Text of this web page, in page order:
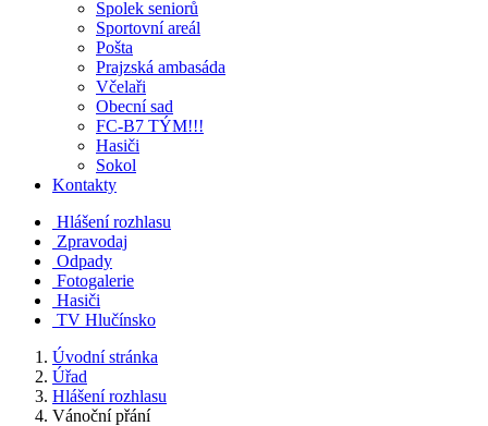
Spolek seniorů
Sportovní areál
Pošta
Prajzská ambasáda
Včelaři
Obecní sad
FC-B7 TÝM!!!
Hasiči
Sokol
Kontakty
Hlášení rozhlasu
Zpravodaj
Odpady
Fotogalerie
Hasiči
TV Hlučínsko
Úvodní stránka
Úřad
Hlášení rozhlasu
Vánoční přání